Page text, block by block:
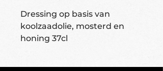
Dressing op basis van
koolzaadolie, mosterd en
honing 37cl